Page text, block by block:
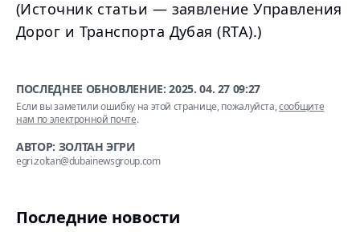
(Источник статьи — заявление Управления
Дорог и Транспорта Дубая (RTA).)
ПОСЛЕДНЕЕ ОБНОВЛЕНИЕ:2025. 04. 27 09:27
Если вы заметили ошибку на этой странице, пожалуйста,сообщите
нам по электронной почте.
АВТОР: ЗОЛТАН ЭГРИ
egri.zoltan@dubainewsgroup.com
Последние новости